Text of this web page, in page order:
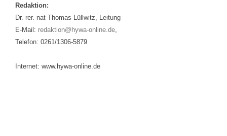
Redaktion:
Dr. rer. nat Thomas Lüllwitz, Leitung
E-Mail: redaktion@hywa-online.de
Telefon: 0261/1306-5879
Internet: www.hywa-online.de